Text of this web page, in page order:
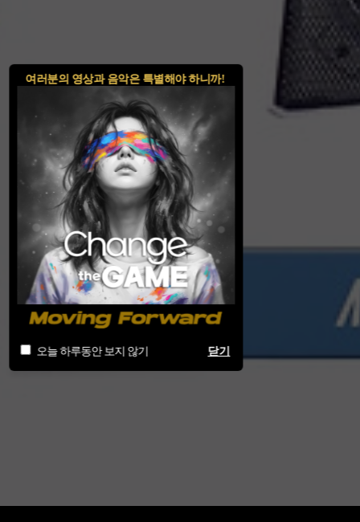
여러분의 영상과 음악은 특별해야 하니까!
오늘 하루동안 보지 않기 닫기